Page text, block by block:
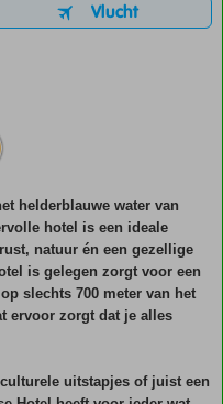
Vlucht
helderblauwe water van
hotel is een ideale
natuur én een gezellige
is gelegen zorgt voor een
slechts 700 meter van het
ervoor zorgt dat je alles
uitstapjes of juist een